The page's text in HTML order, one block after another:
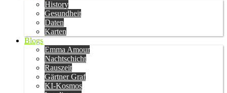
History
Gesundheit
Daten
Karten
Blogs
Emma Amour
Nachtschicht
Rauszeit
Gärtner Graf
KI-Kosmos